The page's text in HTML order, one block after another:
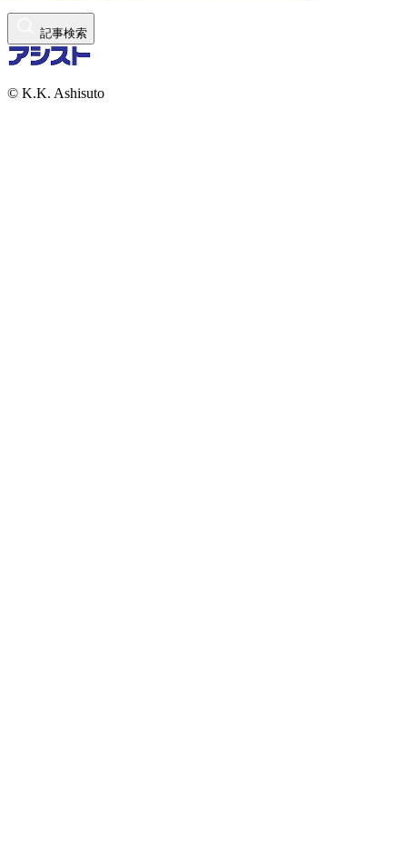
記事検索
© K.K. Ashisuto